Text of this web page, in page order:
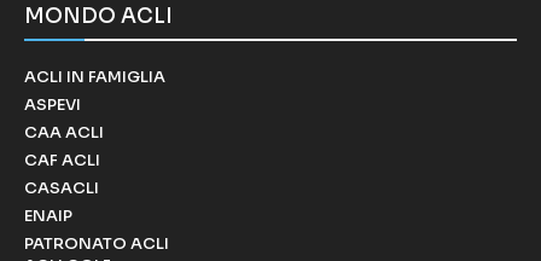
MONDO ACLI
ACLI IN FAMIGLIA
ASPEVI
CAA ACLI
CAF ACLI
CASACLI
ENAIP
PATRONATO ACLI